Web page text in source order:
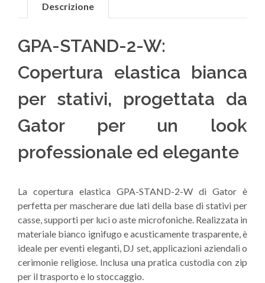
Descrizione
GPA-STAND-2-W:
Copertura elastica bianca
per stativi, progettata da
Gator per un look
professionale ed elegante
La copertura elastica GPA-STAND-2-W di Gator è
perfetta per mascherare due lati della base di stativi per
casse, supporti per luci o aste microfoniche. Realizzata in
materiale bianco ignifugo e acusticamente trasparente, è
ideale per eventi eleganti, DJ set, applicazioni aziendali o
cerimonie religiose. Inclusa una pratica custodia con zip
per il trasporto e lo stoccaggio.